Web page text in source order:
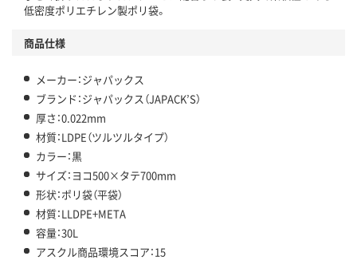
アスクル商品環境スコア詳細／加点項目
低密度ポリエチレン製ポリ袋。
商品仕様
メーカー：ジャパックス
ブランド：ジャパックス（JAPACK’S）
厚さ：0.022mm
材質：LDPE（ツルツルタイプ）
カラー：黒
サイズ：ヨコ500×タテ700mm
形状：ポリ袋（平袋）
材質：LLDPE+META
容量：30L
アスクル商品環境スコア：15